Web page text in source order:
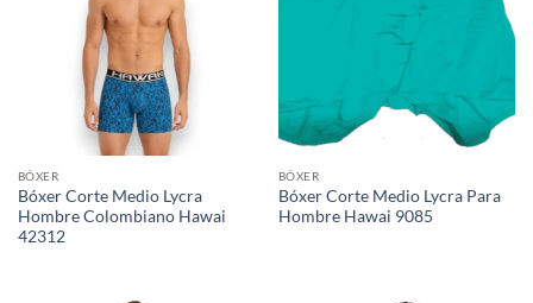
BÓXER
Bóxer Corte Medio Lycra
Hombre Colombiano Hawai
42312
BÓXER
Bóxer Corte Medio Lycra Para
Hombre Hawai 9085